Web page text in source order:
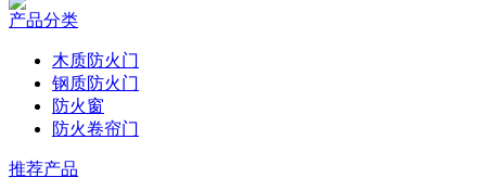
产品分类
木质防火门
钢质防火门
防火窗
防火卷帘门
推荐产品